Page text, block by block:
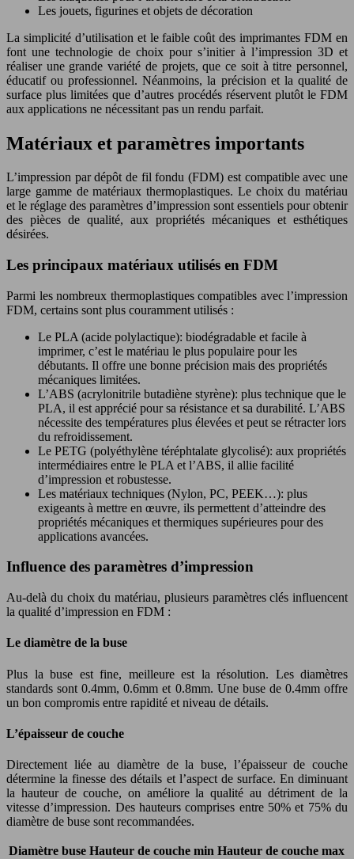
Les jouets, figurines et objets de décoration
La simplicité d’utilisation et le faible coût des imprimantes FDM en
font une technologie de choix pour s’initier à l’impression 3D et
réaliser une grande variété de projets, que ce soit à titre personnel,
éducatif ou professionnel. Néanmoins, la précision et la qualité de
surface plus limitées que d’autres procédés réservent plutôt le FDM
aux applications ne nécessitant pas un rendu parfait.
Matériaux et paramètres importants
L’impression par dépôt de fil fondu (FDM) est compatible avec une
large gamme de matériaux thermoplastiques. Le choix du matériau
et le réglage des paramètres d’impression sont essentiels pour obtenir
des pièces de qualité, aux propriétés mécaniques et esthétiques
désirées.
Les principaux matériaux utilisés en FDM
Parmi les nombreux thermoplastiques compatibles avec l’impression
FDM, certains sont plus couramment utilisés :
Le PLA (acide polylactique): biodégradable et facile à
imprimer, c’est le matériau le plus populaire pour les
débutants. Il offre une bonne précision mais des propriétés
mécaniques limitées.
L’ABS (acrylonitrile butadiène styrène): plus technique que le
PLA, il est apprécié pour sa résistance et sa durabilité. L’ABS
nécessite des températures plus élevées et peut se rétracter lors
du refroidissement.
Le PETG (polyéthylène téréphtalate glycolisé): aux propriétés
intermédiaires entre le PLA et l’ABS, il allie facilité
d’impression et robustesse.
Les matériaux techniques (Nylon, PC, PEEK…): plus
exigeants à mettre en œuvre, ils permettent d’atteindre des
propriétés mécaniques et thermiques supérieures pour des
applications avancées.
Influence des paramètres d’impression
Au-delà du choix du matériau, plusieurs paramètres clés influencent
la qualité d’impression en FDM :
Le diamètre de la buse
Plus la buse est fine, meilleure est la résolution. Les diamètres
standards sont 0.4mm, 0.6mm et 0.8mm. Une buse de 0.4mm offre
un bon compromis entre rapidité et niveau de détails.
L’épaisseur de couche
Directement liée au diamètre de la buse, l’épaisseur de couche
détermine la finesse des détails et l’aspect de surface. En diminuant
la hauteur de couche, on améliore la qualité au détriment de la
vitesse d’impression. Des hauteurs comprises entre 50% et 75% du
diamètre de buse sont recommandées.
Diamètre buse Hauteur de couche min Hauteur de couche max